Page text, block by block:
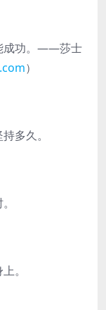
成功。——莎士
）
多久。
。